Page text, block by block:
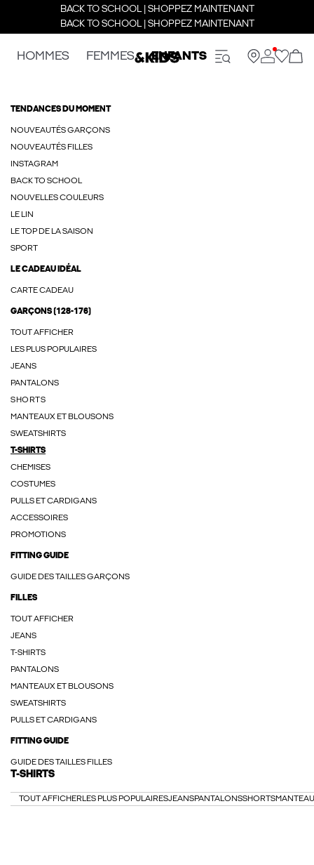
BACK TO SCHOOL | SHOPPEZ MAINTENANT
BACK TO SCHOOL | SHOPPEZ MAINTENANT
HOMMES FEMMES ENFANTS
TENDANCES DU MOMENT
NOUVEAUTÉS GARÇONS
NOUVEAUTÉS FILLES
INSTAGRAM
BACK TO SCHOOL
NOUVELLES COULEURS
LE LIN
LE TOP DE LA SAISON
SPORT
LE CADEAU IDÉAL
CARTE CADEAU
GARÇONS (128-176)
TOUT AFFICHER
LES PLUS POPULAIRES
JEANS
PANTALONS
SHORTS
MANTEAUX ET BLOUSONS
SWEATSHIRTS
T-SHIRTS
CHEMISES
COSTUMES
PULLS ET CARDIGANS
ACCESSOIRES
PROMOTIONS
FITTING GUIDE
GUIDE DES TAILLES GARÇONS
FILLES
TOUT AFFICHER
JEANS
T-SHIRTS
PANTALONS
MANTEAUX ET BLOUSONS
SWEATSHIRTS
PULLS ET CARDIGANS
FITTING GUIDE
GUIDE DES TAILLES FILLES
T-SHIRTS
TOUT AFFICHERLES PLUS POPULAIRESJEANSPANTALONSSHORTS